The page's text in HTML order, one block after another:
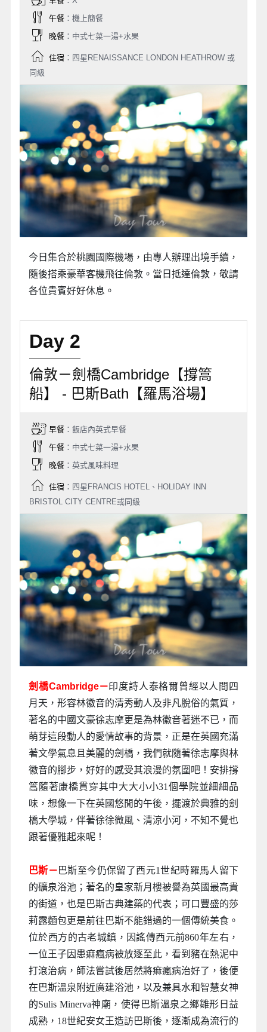
午餐：機上簡餐
晚餐：中式七菜一湯+水果
住宿：四星RENAISSANCE LONDON HEATHROW 或
同級
今日集合於桃園國際機場，由專人辦理出境手續，
隨後搭乘豪華客機飛往倫敦。當日抵達倫敦，敬請
各位貴賓好好休息。
Day 2
倫敦－劍橋Cambridge【撐篙
船】 - 巴斯Bath【羅馬浴場】
早餐：飯店內英式早餐
午餐：中式七菜一湯+水果
晚餐：英式風味料理
住宿：四星FRANCIS HOTEL、HOLIDAY INN
BRISTOL CITY CENTRE或同級
劍橋Cambridge－印度詩人泰格爾曾經以人間四
月天，形容林徽音的清秀動人及非凡脫俗的氣質，
著名的中國文豪徐志摩更是為林徽音著迷不已，而
萌芽這段動人的愛情故事的背景，正是在英國充滿
著文學氣息且美麗的劍橋，我們就隨著徐志摩與林
徽音的腳步，好好的感受其浪漫的氛圍吧！安排撐
篙隨著康橋貫穿其中大大小小31個學院並細細品
味，想像一下在英國悠閒的午後，擺渡於典雅的劍
橋大學城，伴著徐徐微風、清涼小河，不知不覺也
跟著優雅起來呢！
巴斯－ 巴斯至今仍保留了西元1世紀時羅馬人留下
的礦泉浴池；著名的皇家新月樓被譽為英國最高貴
的街道，也是巴斯古典建築的代表；可口豐盛的莎
莉露麵包更是前往巴斯不能錯過的一個傳統美食。
位於西方的古老城鎮，因謠傳西元前860年左右，
一位王子因患痲瘋病被放逐至此，看到豬在熱泥中
打滾治病，師法嘗試後居然將痲瘋病治好了，後便
在巴斯溫泉附近廣建浴池，以及兼具水和智慧女神
的Sulis Minerva神廟，使得巴斯溫泉之鄉雛形日益
成熟，18世紀安女王造訪巴斯後，逐漸成為流行的